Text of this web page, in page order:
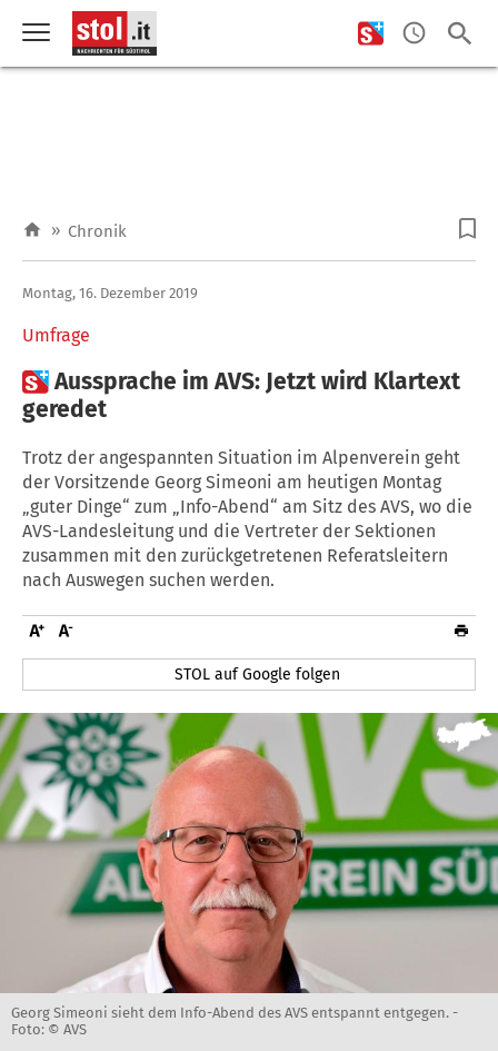
» Chronik
Umfrage
Montag, 16. Dezember 2019
Aussprache im AVS: Jetzt wird Klartext
geredet
Trotz der angespannten Situation im Alpenverein geht
der Vorsitzende Georg Simeoni am heutigen Montag
„guter Dinge“ zum „Info-Abend“ am Sitz des AVS, wo die
AVS-Landesleitung und die Vertreter der Sektionen
zusammen mit den zurückgetretenen Referatsleitern
nach Auswegen suchen werden.
STOL auf Google folgen
Georg Simeoni sieht dem Info-Abend des AVS entspannt entgegen. -
Foto: © AVS